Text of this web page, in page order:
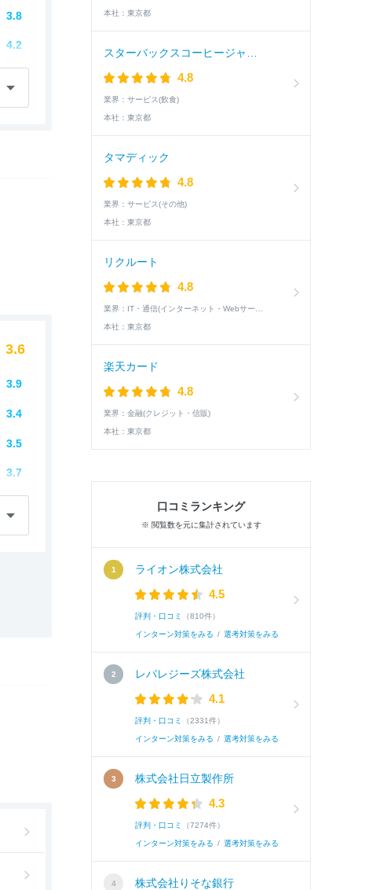
3.8
4.2
3.8
3.6
3.9
3.4
3.5
3.7
3.6
本社： 東京都
4.8
業界： サービス(飲食)
本社： 東京都
タマディック
4.8
業界： サービス(その他)
本社： 東京都
リクルート
4.8
業界：
本社： 東京都
楽天カード
4.8
業界： 金融(クレジット・信販)
本社： 東京都
口コミランキング
※ 閲覧数を元に集計されています
ライオン株式会社
4.5
評判・口コミ （810件）
インターン対策をみる / 選考対策をみる
レバレジーズ株式会社
4.1
評判・口コミ （2331件）
インターン対策をみる / 選考対策をみる
株式会社日立製作所
4.3
評判・口コミ （7274件）
インターン対策をみる / 選考対策をみる
株式会社りそな銀行